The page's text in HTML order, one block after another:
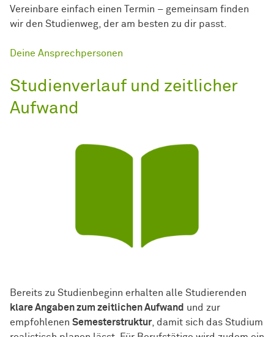
Vereinbare einfach einen Termin – gemeinsam finden
wir den Studienweg, der am besten zu dir passt.
Deine Ansprechpersonen
Studienverlauf und zeitlicher
Aufwand
Bereits zu Studienbeginn erhalten alle Studierenden
klare Angaben zum zeitlichen Aufwand und zur
empfohlenen Semesterstruktur , damit sich das Studium